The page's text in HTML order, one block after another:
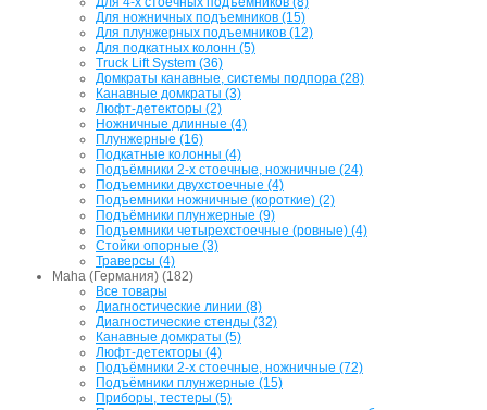
Для ножничных подъемников (15)
Для плунжерных подъемников (12)
Для подкатных колонн (5)
Truck Lift System (36)
Домкраты канавные, системы подпора (28)
Канавные домкраты (3)
Люфт-детекторы (2)
Ножничные длинные (4)
Плунжерные (16)
Подкатные колонны (4)
Подъёмники 2-х стоечные, ножничные (24)
Подъемники двухстоечные (4)
Подъемники ножничные (короткие) (2)
Подъёмники плунжерные (9)
Подъемники четырехстоечные (ровные) (4)
Стойки опорные (3)
Траверсы (4)
Maha (Германия) (182)
Все товары
Диагностические линии (8)
Диагностические стенды (32)
Канавные домкраты (5)
Люфт-детекторы (4)
Подъёмники 2-х стоечные, ножничные (72)
Подъёмники плунжерные (15)
Приборы, тестеры (5)